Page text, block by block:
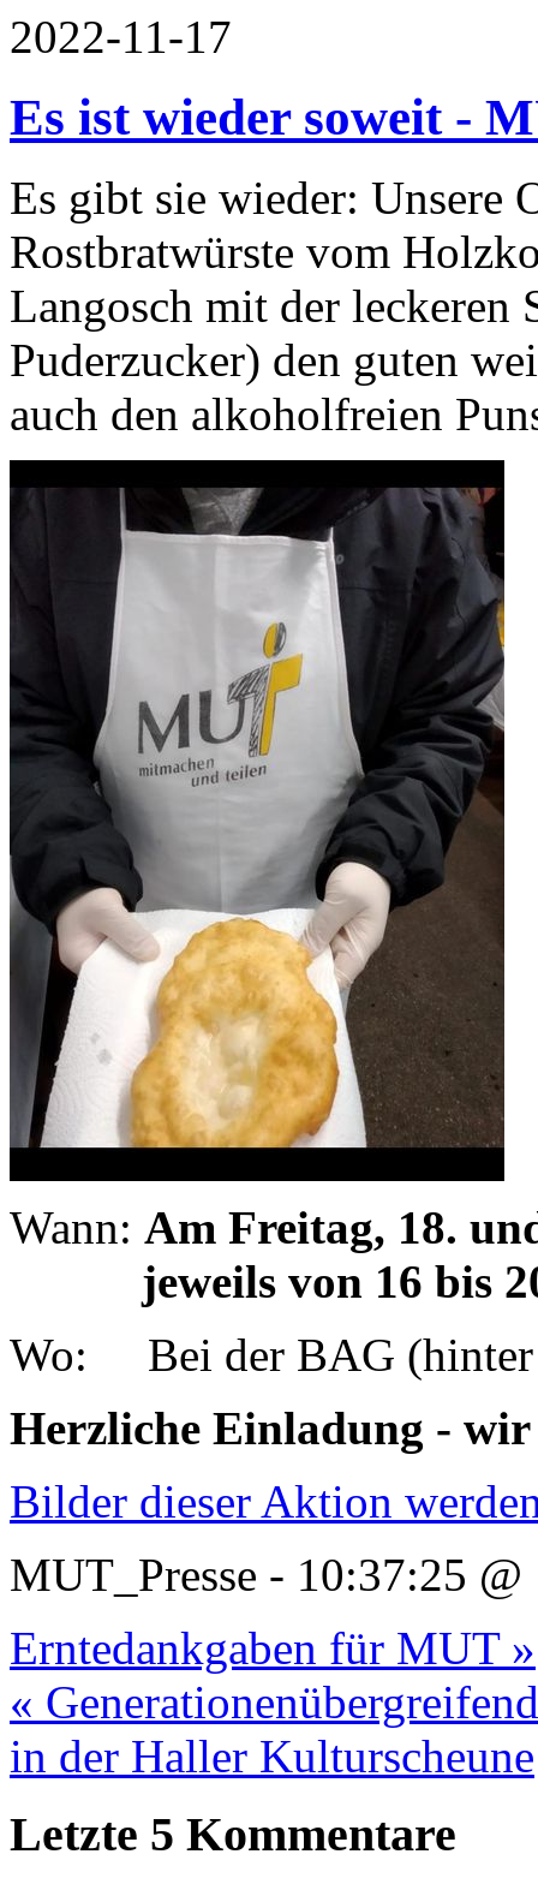
2022-11-17
Es ist wieder soweit -
Es gibt sie wieder: Unsere
Rostbratwürste vom
Langosch mit der leckeren
Puderzucker) den guten
auch den alkoholfreien
Wann: Am Freitag, 18.
jeweils von 16 bis
Wo: Bei der BAG (hinter
Herzliche Einladung -
Bilder dieser Aktion
MUT_Presse - 10:37:25 @
Erntedankgaben für MUT »
«
in der Haller Kulturscheune
Letzte 5 Kommentare